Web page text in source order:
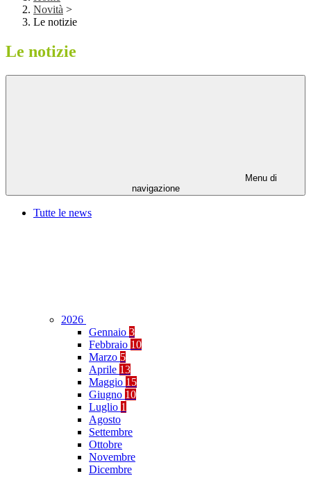
Novità >
Le notizie
Le notizie
Menu di
navigazione
Tutte le news
2026
Gennaio 3
Febbraio 10
Marzo 5
Aprile 13
Maggio 15
Giugno 10
Luglio 1
Agosto
Settembre
Ottobre
Novembre
Dicembre